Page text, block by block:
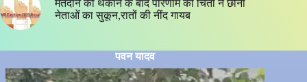
मतदान की थकान के बाद परिणाम की चिंता ने छीना
नेताओं का सुकून,रातों की नींद गायब
पवन यादव